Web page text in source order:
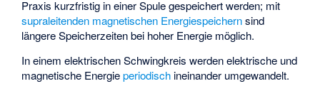
Praxis kurzfristig in einer Spule gespeichert werden; mit
supraleitenden magnetischen Energiespeichernsind
längere Speicherzeiten bei hoher Energie möglich.
In einemelektrischen Schwingkreis werden elektrische und
magnetische Energieperiodisch ineinander umgewandelt.